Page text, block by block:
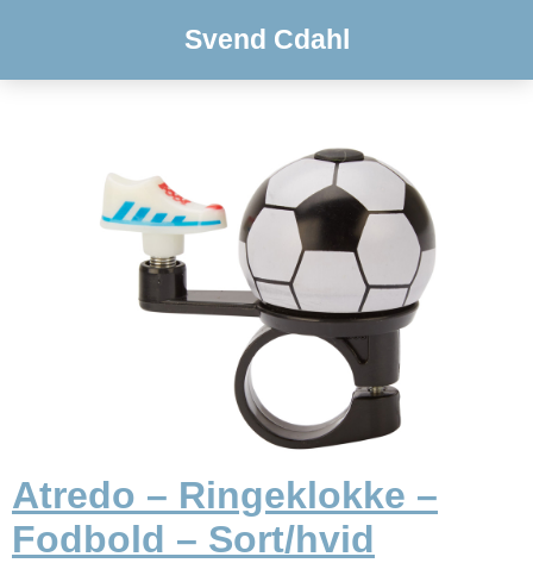
Svend Cdahl
Atredo – Ringeklokke –
Fodbold – Sort/hvid